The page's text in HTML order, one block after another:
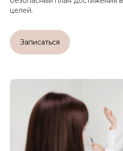
целей.
Записаться